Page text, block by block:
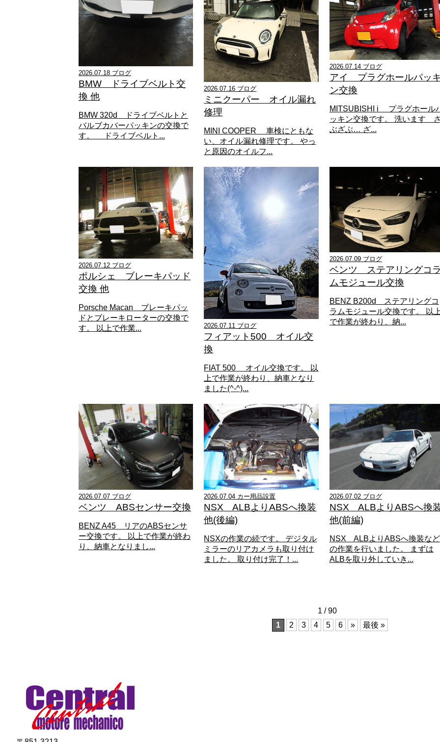
2026.07.18 ブログ
BMW ドライブベルト交
換 他
BMW 320d ドライブベルトと
バルブカバーパッキンの交換で
す。 ドライブベルト...
2026.07.16 ブログ
ミニクーパー オイル漏れ
修理
MINI COOPER 車検にともな
い、オイル漏れ修理です。 やっ
と原因のオイルフ...
2026.07.14 ブログ
アイ プラグホールパッ
ン交換
MITSUBISHI i プラグホール
ッキン交換です。 洗います
ぶざぶ… ざ...
2026.07.12 ブログ
ポルシェ ブレーキパッド
交換 他
Porsche Macan ブレーキパッ
ドとブレーキローターの交換で
す。 以上で作業...
2026.07.11 ブログ
フィアット500 オイル交
換
FIAT 500 オイル交換です。 以
上で作業が終わり、納車となり
ました(^-^)...
2026.07.09 ブログ
ベンツ ステアリングコ
ムモジュール交換
BENZ B200d ステアリングコ
ラムモジュール交換です。 以
で作業が終わり、納...
2026.07.07 ブログ
ベンツ ABSセンサー交換
BENZ A45 リアのABSセンサ
ー交換です。 以上で作業が終わ
り、納車となりまし...
2026.07.04 カー用品設置
NSX ALBよりABSへ換装
他(後編)
NSXの作業の続です。 デジタル
ミラーのリアカメラも取り付け
ました。 取り付け完了！...
2026.07.02 ブログ
NSX ALBよりABSへ換
他(前編)
NSX ALBよりABSへ換装など
の作業を行いました。 まずは
ALBを取り外していき...
1 / 90
1
2 3 4 5 6 » 最後 »